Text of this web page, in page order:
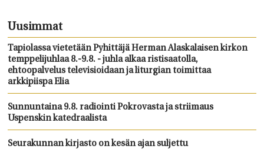
Uusimmat
Tapiolassa vietetään Pyhittäjä Herman Alaskalaisen kirkon
temppelijuhlaa 8.-9.8. - juhla alkaa ristisaatolla,
ehtoopalvelus televisioidaan ja liturgian toimittaa
arkkipiispa Elia
Sunnuntaina 9.8. radiointi Pokrovasta ja striimaus
Uspenskin katedraalista
Seurakunnan kirjasto on kesän ajan suljettu